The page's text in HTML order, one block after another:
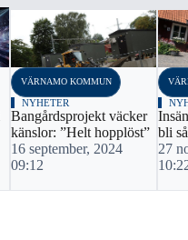
VÄRNAMO KOMMUN
NYHETER
Bangårdsprojekt väcker
känslor: ”Helt hopplöst”
16 september, 2024
09:12
bli
27